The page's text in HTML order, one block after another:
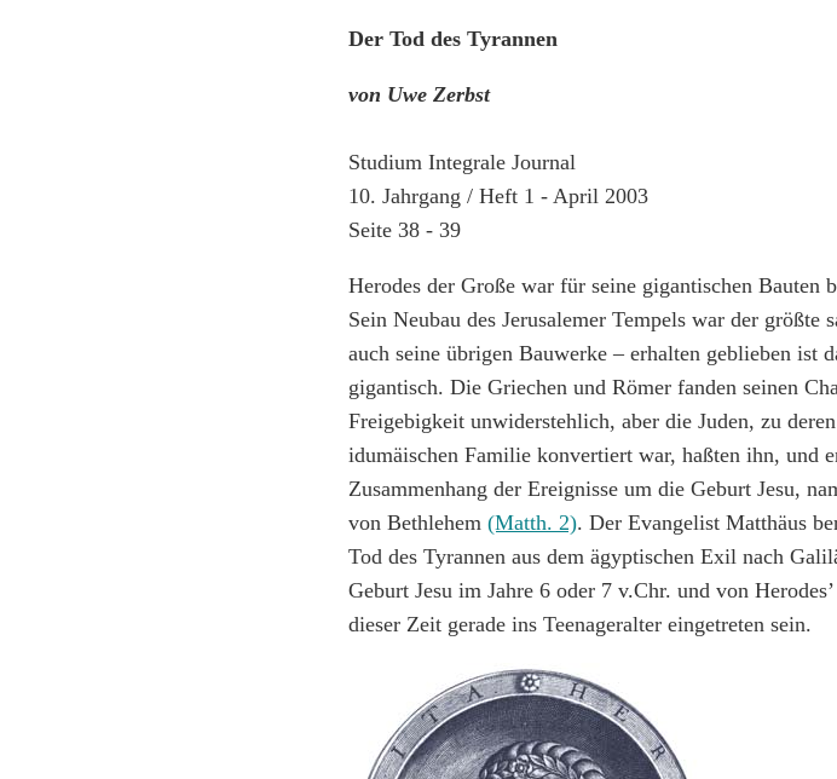
Der Tod des Tyrannen
von Uwe Zerbst
Studium Integrale Journal
10. Jahrgang / Heft 1 - April 2003
Seite 38 - 39
Herodes der Große war für seine gigantischen Bauten
Sein Neubau des Jerusalemer Tempels war der
auch seine übrigen Bauwerke – erhalten geblieben ist
gigantisch. Die Griechen und Römer fanden seinen
Freigebigkeit unwiderstehlich, aber die Juden, zu
idumäischen Familie konvertiert war, haßten ihn, und
Zusammenhang der Ereignisse um die Geburt Jesu,
von Bethlehem (Matth. 2). Der Evangelist Matthäus
Tod des Tyrannen aus dem ägyptischen Exil nach
Geburt Jesu im Jahre 6 oder 7 v.Chr. und von
dieser Zeit gerade ins Teenageralter eingetreten sein.